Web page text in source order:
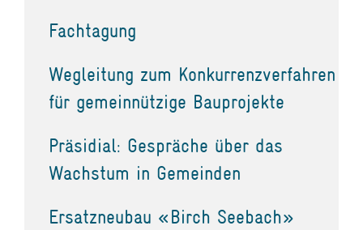
Fachtagung
Wegleitung zum Konkurrenzverfahren
für gemeinnützige Bauprojekte
Präsidial: Gespräche über das
Wachstum in Gemeinden
Ersatzneubau «Birch Seebach»